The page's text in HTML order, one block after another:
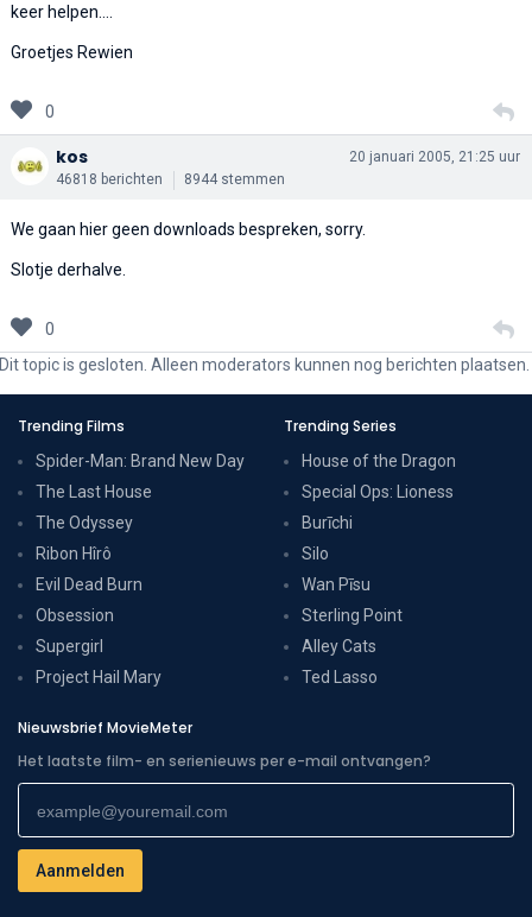
keer helpen....
Groetjes Rewien
0
kos
46818 berichten 8944 stemmen
20 januari 2005, 21:25 uur
We gaan hier geen downloads bespreken, sorry.
Slotje derhalve.
0
Dit topic is gesloten. Alleen moderators kunnen nog berichten plaatsen.
Trending Films
Spider-Man: Brand New Day
The Last House
The Odyssey
Ribon Hîrô
Evil Dead Burn
Obsession
Supergirl
Project Hail Mary
Trending Series
House of the Dragon
Special Ops: Lioness
Burīchi
Silo
Wan Pīsu
Sterling Point
Alley Cats
Ted Lasso
Nieuwsbrief MovieMeter
Het laatste film- en serienieuws per e-mail ontvangen?